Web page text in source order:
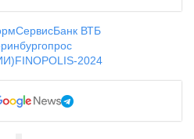
Банк ВТБ
опрос
FINOPOLIS-2024